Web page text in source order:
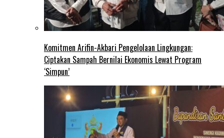
Komitmen Arifin-Akbari Pengelolaan Lingkungan:
Ciptakan Sampah Bernilai Ekonomis Lewat Program
‘Simpun’